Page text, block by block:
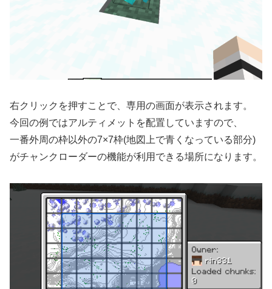
右クリックを押すことで、専用の画面が表示されます。
今回の例ではアルティメットを配置していますので、
一番外周の枠以外の7×7枠(地図上で青くなっている部分)
がチャンクローダーの機能が利用できる場所になります。